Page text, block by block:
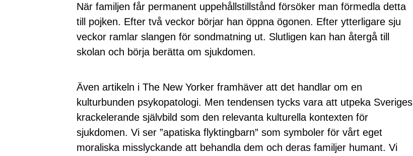
När familjen får permanent uppehållstillstånd försöker man förmedla detta
till pojken. Efter två veckor börjar han öppna ögonen. Efter ytterligare sju
veckor ramlar slangen för sondmatning ut. Slutligen kan han återgå till
skolan och börja berätta om sjukdomen.
Även artikeln i The New Yorker framhäver att det handlar om en
kulturbunden psykopatologi. Men tendensen tycks vara att utpeka Sveriges
krackelerande självbild som den relevanta kulturella kontexten för
sjukdomen. Vi ser ”apatiska flyktingbarn” som symboler för vårt eget
moraliska misslyckande att behandla dem och deras familjer humant. Vi